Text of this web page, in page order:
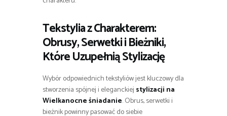
Tekstylia z Charakterem:
Obrusy, Serwetki i Bieżniki,
Które Uzupełnią Stylizację
Wybór odpowiednich tekstyliów jest kluczowy dla
stworzenia spójnej i eleganckiej stylizacji na
Wielkanocne śniadanie. Obrus, serwetki i
bieżnik powinny pasować do siebie